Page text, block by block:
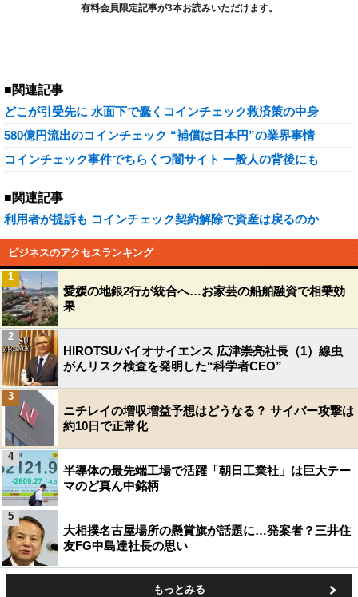
有料会員限定記事が3本お読みいただけます。
■関連記事
どこが引受先に 水面下で蠢くコインチェック救済策の中身
580億円流出のコインチェック “補償は日本円”の業界事情
コインチェック事件でちらくつ闇サイト 一般人の背後にも
■関連記事
利用者が提訴も コインチェック契約解除で資産は戻るのか
ビジネスのアクセスランキング
愛媛の地銀2行が統合へ…お家芸の船舶融資で相乗効
果
1
HIROTSUバイオサイエンス 広津崇亮社長（1）線虫
がんリスク検査を発明した“科学者CEO”
2
ニチレイの増収増益予想はどうなる？ サイバー攻撃は
約10日で正常化
3
半導体の最先端工場で活躍「朝日工業社」は巨大テー
マのど真ん中銘柄
4
大相撲名古屋場所の懸賞旗が話題に…発案者？三井住
友FG中島達社長の思い
5
もっとみる